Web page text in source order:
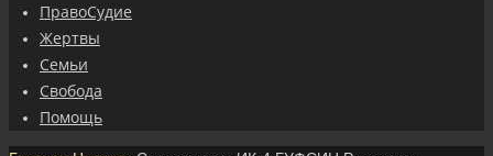
ПравоСудие
Жертвы
Семьи
Свобода
Помощь